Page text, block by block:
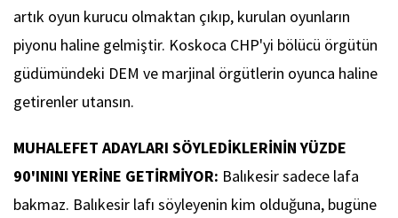
artık oyun kurucu olmaktan çıkıp, kurulan oyunların
piyonu haline gelmiştir. Koskoca CHP'yi bölücü örgütün
güdümündeki DEM ve marjinal örgütlerin oyunca haline
getirenler utansın.
MUHALEFET ADAYLARI SÖYLEDİKLERİNİN YÜZDE
90'ININI YERİNE GETİRMİYOR: Balıkesir sadece lafa
bakmaz. Balıkesir lafı söyleyenin kim olduğuna, bugüne